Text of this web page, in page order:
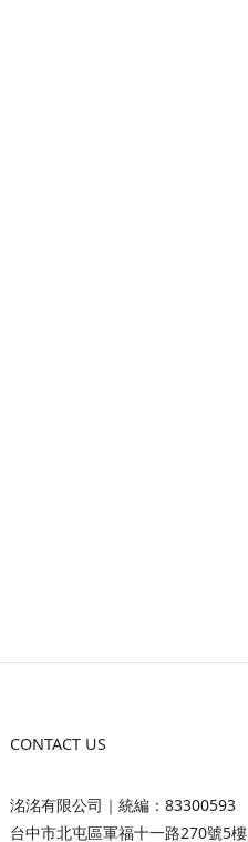
CONTACT US
洺洺有限公司｜統編：83300593
台中市北屯區軍福十一路270號5樓